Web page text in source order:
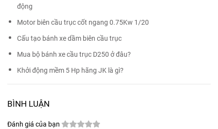
động
Motor biên cầu trục cốt ngang 0.75Kw 1/20
Cấu tạo bánh xe dầm biên cầu trục
Mua bộ bánh xe cầu trục D250 ở đâu?
Khởi động mềm 5 Hp hãng JK là gì?
BÌNH LUẬN
Đánh giá của bạn